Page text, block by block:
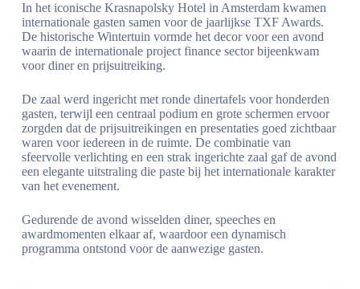
In het iconische Krasnapolsky Hotel in Amsterdam kwamen
internationale gasten samen voor de jaarlijkse TXF Awards.
De historische Wintertuin vormde het decor voor een avond
waarin de internationale project finance sector bijeenkwam
voor diner en prijsuitreiking.
De zaal werd ingericht met ronde dinertafels voor honderden
gasten, terwijl een centraal podium en grote schermen ervoor
zorgden dat de prijsuitreikingen en presentaties goed zichtbaar
waren voor iedereen in de ruimte. De combinatie van
sfeervolle verlichting en een strak ingerichte zaal gaf de avond
een elegante uitstraling die paste bij het internationale karakter
van het evenement.
Gedurende de avond wisselden diner, speeches en
awardmomenten elkaar af, waardoor een dynamisch
programma ontstond voor de aanwezige gasten.